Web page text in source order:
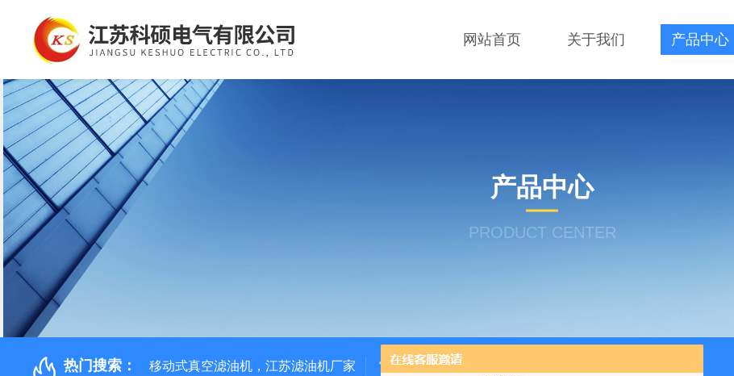
网站首页 关于我们 产品中心
产品中心
PRODUCT CENTER
热门搜索： 移动式真空滤油机，江苏滤油机厂家 雷电冲击发生器